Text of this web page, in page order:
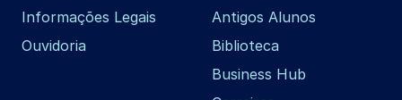
Informações Legais
Ouvidoria
Antigos Alunos
Biblioteca
Business Hub